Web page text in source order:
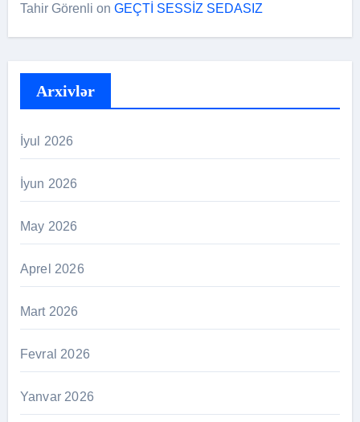
Tahir Görenli on GEÇTİ SESSİZ SEDASIZ
Arxivlər
İyul 2026
İyun 2026
May 2026
Aprel 2026
Mart 2026
Fevral 2026
Yanvar 2026